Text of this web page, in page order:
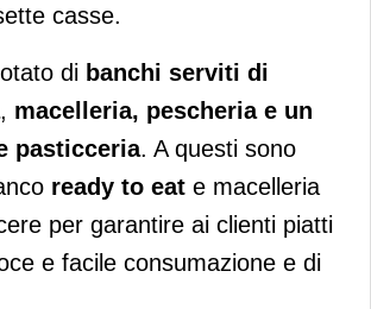
casse.
di banchi serviti di
, macelleria, pescheria e un
pasticceria. A questi sono
ready to eat e macelleria
per garantire ai clienti piatti
e facile consumazione e di